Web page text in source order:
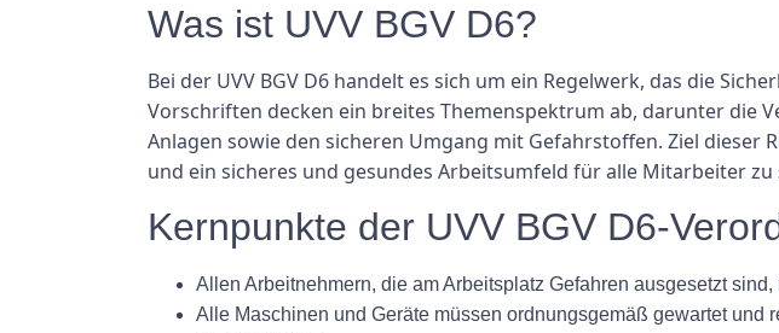
Was ist UVV BGV D6?
Bei der UVV BGV D6 handelt es sich um ein Regelwerk, das die
Vorschriften decken ein breites Themenspektrum ab, darunter die
Anlagen sowie den sicheren Umgang mit Gefahrstoffen. Ziel
und ein sicheres und gesundes Arbeitsumfeld für alle Mitarbeiter zu
Kernpunkte der UVV BGV D6-
Allen Arbeitnehmern, die am Arbeitsplatz Gefahren ausgesetzt
Alle Maschinen und Geräte müssen ordnungsgemäß gewartet